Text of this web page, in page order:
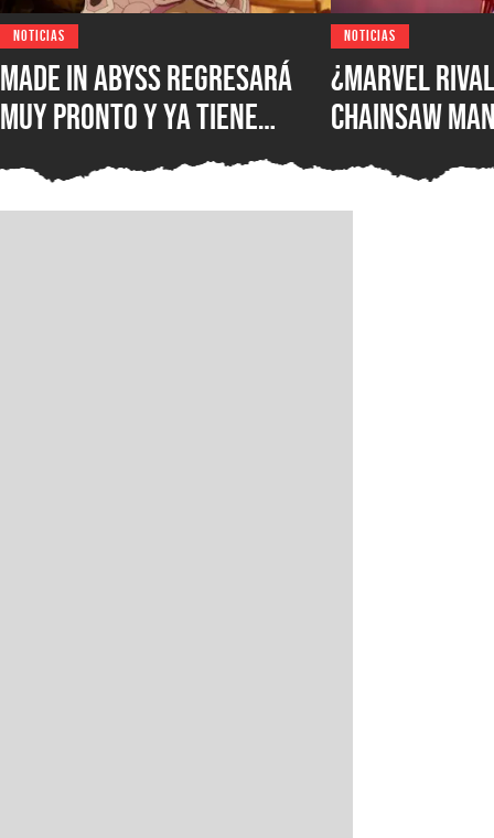
NOTICIAS
Made in Abyss regresará
muy pronto y ya tiene
ventana de estreno, la
nueva película llegará a
NOTICIAS
¿Marvel
Chainsaw
comparan a
Demonio